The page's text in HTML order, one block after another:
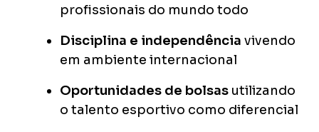
profissionais do mundo todo
Disciplina e independência vivendo
em ambiente internacional
Oportunidades de bolsas utilizando
o talento esportivo como diferencial